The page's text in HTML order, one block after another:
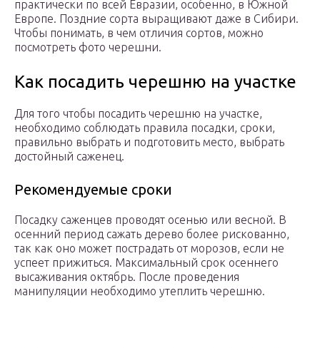
практически по всей Евразии, особенно, в Южной
Европе. Поздние сорта выращивают даже в Сибири.
Чтобы понимать, в чем отличия сортов, можно
посмотреть фото черешни.
Как посадить черешню на участке
Для того чтобы посадить черешню на участке,
необходимо соблюдать правила посадки, сроки,
правильно выбрать и подготовить место, выбрать
достойный саженец.
Рекомендуемые сроки
Посадку саженцев проводят осенью или весной. В
осенний период сажать дерево более рискованно,
так как оно может пострадать от морозов, если не
успеет прижиться. Максимальный срок осеннего
высаживания октябрь. После проведения
манипуляции необходимо утеплить черешню.